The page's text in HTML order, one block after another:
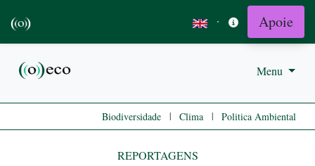
· Apoie
Menu
Biodiversidade | Clima | Politica Ambiental
REPORTAGENS